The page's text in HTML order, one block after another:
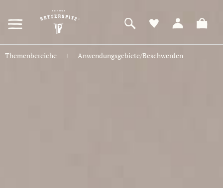
HAUPTINHALT
SPRINGEN
Themenbereiche | Anwendungsgebiete/Beschwerden